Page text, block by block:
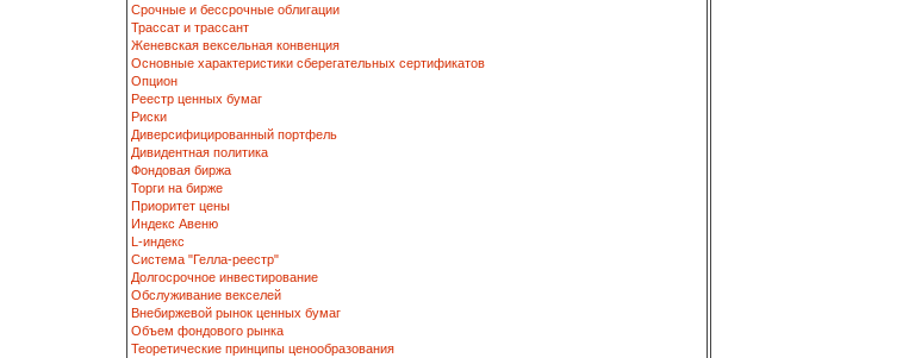
Срочные и бессрочные облигации
Трассат и трассант
Женевская вексельная конвенция
Основные характеристики сберегательных сертификатов
Опцион
Реестр ценных бумаг
Риски
Диверсифицированный портфель
Дивидентная политика
Фондовая биржа
Торги на бирже
Приоритет цены
Индекс Авеню
L-индекс
Система "Гелла-реестр"
Долгосрочное инвестирование
Обслуживание векселей
Внебиржевой рынок ценных бумаг
Объем фондового рынка
Теоретические принципы ценообразования